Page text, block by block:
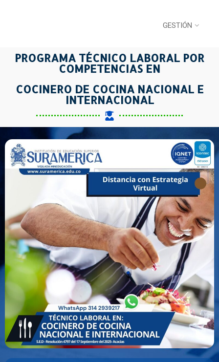
GESTIÓN
PROGRAMA TÉCNICO LABORAL POR
COMPETENCIAS EN
COCINERO DE COCINA NACIONAL E
INTERNACIONAL